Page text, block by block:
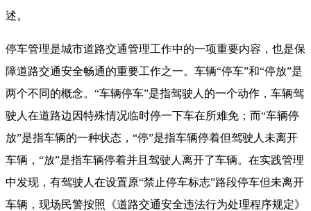
述。
停车管理是城市道路交通管理工作中的一项重要内容，也是保
障道路交通安全畅通的重要工作之一。车辆“停车”和“停放”是
两个不同的概念。“车辆停车”是指驾驶人的一个动作，车辆驾
驶人在道路边因特殊情况临时停一下车在所难免；而“车辆停
放”是指车辆的一种状态，“停”是指车辆停着但驾驶人未离开
车辆，“放”是指车辆停着并且驾驶人离开了车辆。在实践管理
中发现，有驾驶人在设置原“禁止停车标志”路段停车但未离开
车辆，现场民警按照《道路交通安全违法行为处理程序规定》